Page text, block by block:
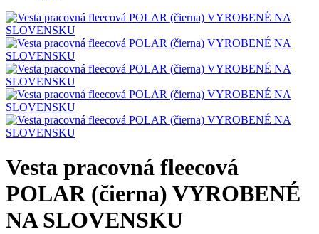
Vesta pracovná fleecová
POLAR (čierna) VYROBENÉ
NA SLOVENSKU